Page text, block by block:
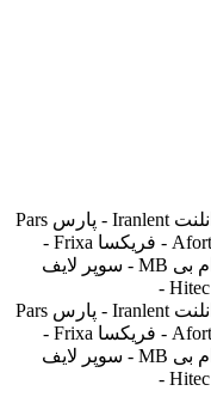
آسیالنت Asilent - جهانلنت Jahanlent - ایرانلنت Iranlent - پارس Pars
- برنتا Brenta - آریتما Aritma - آفورتیس Afortis - فریکسا Frixa -
اسپارتکس Spartex - پلااستکس Plastex - ام بی MB - سوپر لایف
آسیالنت Asilent - جهانلنت Jahanlent - ایرانلنت Iranlent - پارس Pars
- برنتا Brenta - آریتما Aritma - آفورتیس Afortis - فریکسا Frixa -
اسپارتکس Spartex - پلااستکس Plastex - ام بی MB - سوپر لایف